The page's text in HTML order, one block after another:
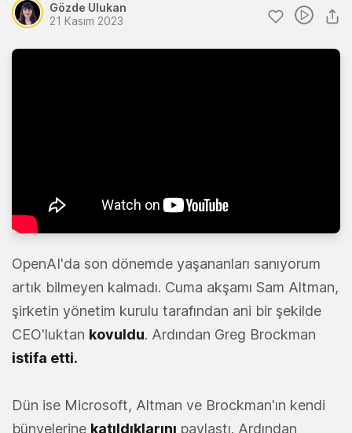
Gözde Ulukan
21 Kasım 2023
OpenAI'da son dönemde yaşananları sanıyorum
artık bilmeyen kalmadı. Cuma akşamı Sam Altman,
şirketin yönetim kurulu tarafından ani bir şekilde
CEO'luktan kovuldu. Ardından Greg Brockman
istifa etti.
Dün ise Microsoft, Altman ve Brockman'ın kendi
bünyelerine katıldıklarını paylaştı. Ardından